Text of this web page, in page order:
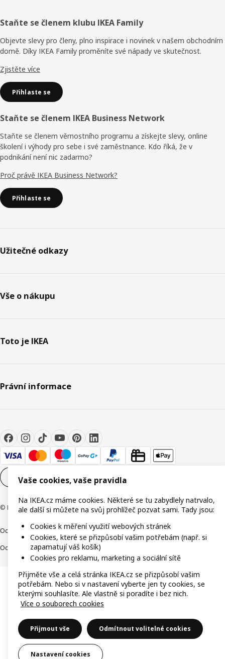
Zápatí
Staňte se členem klubu IKEA Family
Objevte slevy pro členy, plno inspirace i novinek v našem obchodním
domě. Díky IKEA Family proměníte své nápady ve skutečnost.
Zjistěte více
Přihlaste se
Staňte se členem IKEA Business Network
Staňte se členem věrnostního programu a získejte slevy, online
školení i výhody pro sebe i své zaměstnance. Kdo říká, že v
podnikání není nic zadarmo?
Proč právě IKEA Business Network?
Přihlaste se
Užitečné odkazy
Vše o nákupu
Toto je IKEA
Právní informace
Nastavení souborů cookie
© Inter IKEA Systems B.V. 1999-2026
Ochrana osobních údajůCookiesSpolečně bezpečněDigitální přístupnost
Ochrana Oznamovatelů
Vaše cookies, vaše pravidla
Na IKEA.cz máme cookies. Některé se tu zabydlely natrvalo,
ale další si můžete na svůj prohlížeč pozvat sami. Tady jsou:
Cookies k měření využití webových stránek
Cookies, které se přizpůsobí vašim potřebám (např. si
zapamatují váš košík)
Cookies pro reklamu, marketing a sociální sítě
Přijměte vše a celá stránka IKEA.cz se přizpůsobí vašim
potřebám. Nebo si v nastavení vyberte jen ty cookies, se
kterými souhlasíte. Ale vlastně si poradíte i bez nich.
Více o souborech cookies
Přijmout vše Odmítnout volitelné cookies
Nastavení cookies